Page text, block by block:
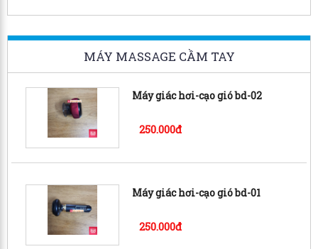
MÁY MASSAGE CẦM TAY
Máy giác hơi-cạo gió bd-02
250.000đ
Máy giác hơi-cạo gió bd-01
250.000đ